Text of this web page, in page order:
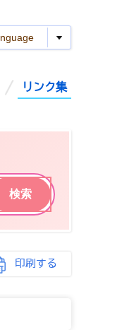
リンク集
印刷する